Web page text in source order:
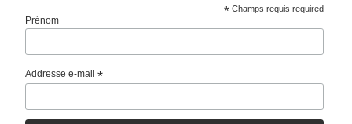
* Champs requis required
Prénom
Addresse e-mail*